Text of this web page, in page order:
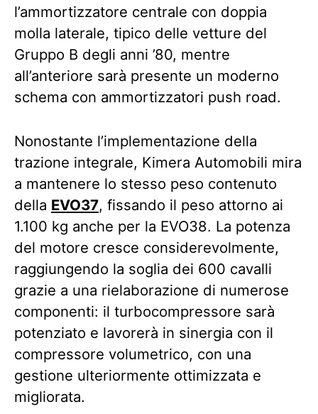
l’ammortizzatore centrale con doppia
molla laterale, tipico delle vetture del
Gruppo B degli anni ’80, mentre
all’anteriore sarà presente un moderno
schema con ammortizzatori push road.
Nonostante l’implementazione della
trazione integrale, Kimera Automobili mira
a mantenere lo stesso peso contenuto
della EVO37, fissando il peso attorno ai
1.100 kg anche per la EVO38. La potenza
del motore cresce considerevolmente,
raggiungendo la soglia dei 600 cavalli
grazie a una rielaborazione di numerose
componenti: il turbocompressore sarà
potenziato e lavorerà in sinergia con il
compressore volumetrico, con una
gestione ulteriormente ottimizzata e
migliorata.